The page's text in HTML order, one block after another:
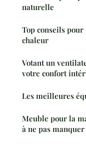
naturelle
Top conseils
chaleur
Votant un
votre confort
Les meilleures
Meuble pour la
à ne pas manquer